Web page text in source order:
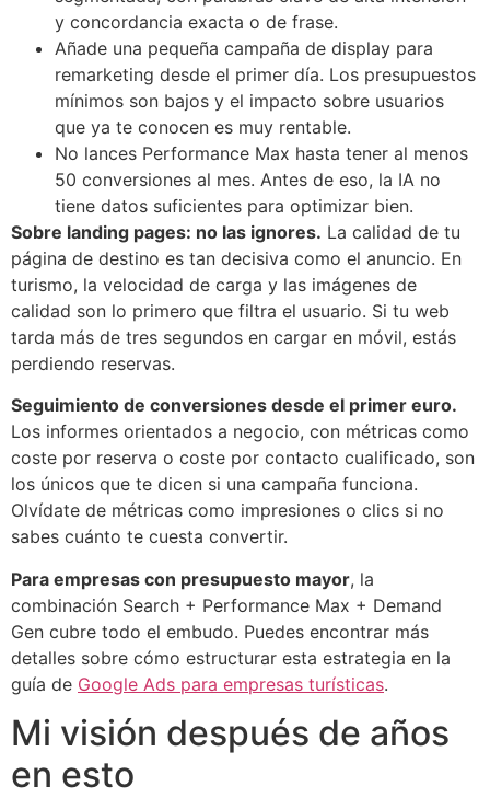
y concordancia exacta o de frase.
Añade una pequeña campaña de display para
remarketing desde el primer día. Los presupuestos
mínimos son bajos y el impacto sobre usuarios
que ya te conocen es muy rentable.
No lances Performance Max hasta tener al menos
50 conversiones al mes. Antes de eso, la IA no
tiene datos suficientes para optimizar bien.
Sobre landing pages: no las ignores. La calidad de tu
página de destino es tan decisiva como el anuncio. En
turismo, la velocidad de carga y las imágenes de
calidad son lo primero que filtra el usuario. Si tu web
tarda más de tres segundos en cargar en móvil, estás
perdiendo reservas.
Seguimiento de conversiones desde el primer euro.
Los informes orientados a negocio, con métricas como
coste por reserva o coste por contacto cualificado, son
los únicos que te dicen si una campaña funciona.
Olvídate de métricas como impresiones o clics si no
sabes cuánto te cuesta convertir.
Para empresas con presupuesto mayor, la
combinación Search + Performance Max + Demand
Gen cubre todo el embudo. Puedes encontrar más
detalles sobre cómo estructurar esta estrategia en la
guía de Google Ads para empresas turísticas.
Mi visión después de años
en esto